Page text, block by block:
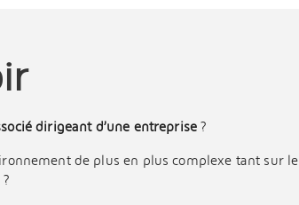
dirigeant d’une entreprise ?
de plus en plus complexe tant sur le
?